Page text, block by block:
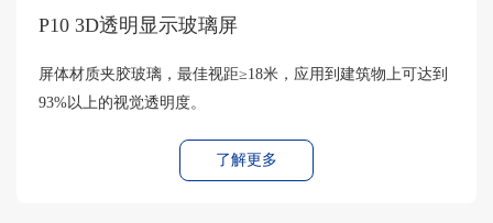
P10 3D透明显示玻璃屏
屏体材质夹胶玻璃，最佳视距≥18米，应用到建筑物上可达到
93%以上的视觉透明度。
了解更多